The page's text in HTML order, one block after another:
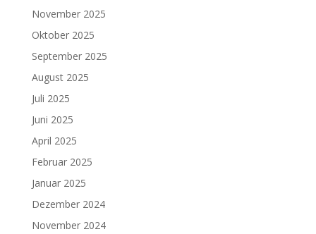
November 2025
Oktober 2025
September 2025
August 2025
Juli 2025
Juni 2025
April 2025
Februar 2025
Januar 2025
Dezember 2024
November 2024